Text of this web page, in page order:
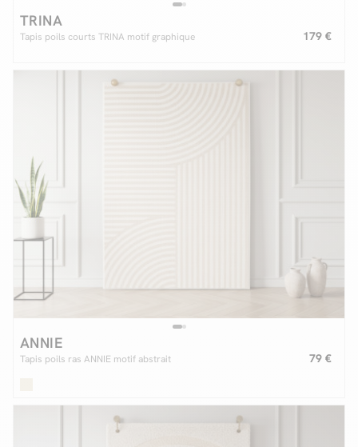
TRINA
Tapis poils courts TRINA motif graphique 179 €
ANNIE
Tapis poils ras ANNIE motif abstrait 79 €